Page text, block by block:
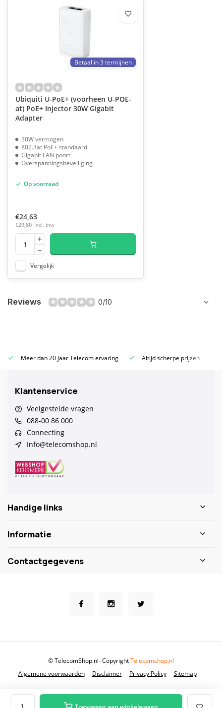
Betaal in 3 termijnen
Ubiquiti U-PoE+ (voorheen U-POE-
at) PoE+ Injector 30W Gigabit
Adapter
30W vermogen
802.3at PoE+ standaard
Gigabit LAN poort
Overspanningsbeveiliging
Op voorraad
€24,63
€29,80 Incl. btw
Vergelijk
Reviews 0/10
Meer dan 20 jaar Telecom ervaring Altijd scherpe prijzen
Klantenservice
Veelgestelde vragen
088-00 86 000
Connecting
Info@telecomshop.nl
Handige links
Informatie
Contactgegevens
Algemene voorwaarden Disclaimer Privacy Policy Sitemap
© TelecomShop.nl- CopyrightTelecomshop.nl